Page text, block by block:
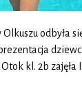
odbyła
kl. 2b